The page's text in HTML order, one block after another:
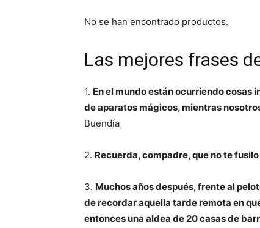
No se han encontrado productos.
Las mejores frases
1. En el mundo están ocurriendo cosas
de aparatos mágicos, mientras
Buendía
2. Recuerda, compadre, que no te
3. Muchos años después, frente al
de recordar aquella tarde remota en
entonces una aldea de 20 casas de